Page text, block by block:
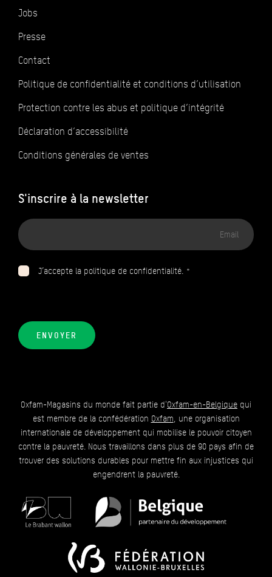
Jobs
Presse
Contact
Politique de confidentialité et conditions d’utilisation
Protection contre les abus et politique d’intégrité
Déclaration d’accessibilité
Conditions générales de ventes
S'inscrire à la newsletter
Adresse
email
J’accepte la politique de confidentialité. *
ENVOYER
Oxfam-Magasins du monde fait partie d'Oxfam-en-Belgique qui
est membre de la confédération Oxfam, une organisation
internationale de développement qui mobilise le pouvoir citoyen
contre la pauvreté. Nous travaillons dans plus de 90 pays afin de
trouver des solutions durables pour mettre fin aux injustices qui
engendrent la pauvreté.